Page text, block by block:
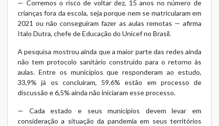
— Corremos o risco de voltar dez, 15 anos no número de
crianças fora da escola, seja porque nem se matricularam em
2021 ou não conseguiram fazer as aulas remotas — afirma
Italo Dutra, chefe de Educação do Unicef no Brasil.
A pesquisa mostrou ainda que a maior parte das redes ainda
não tem protocolo sanitário construído para o retorno às
aulas. Entre os municípios que responderam ao estudo,
33,9% já os concluíram, 59,6% estão em processo de
discussão e 6,5% ainda não iniciaram esse processo.
— Cada estado e seus municípios devem levar em
consideração a situação da pandemia em seus territórios